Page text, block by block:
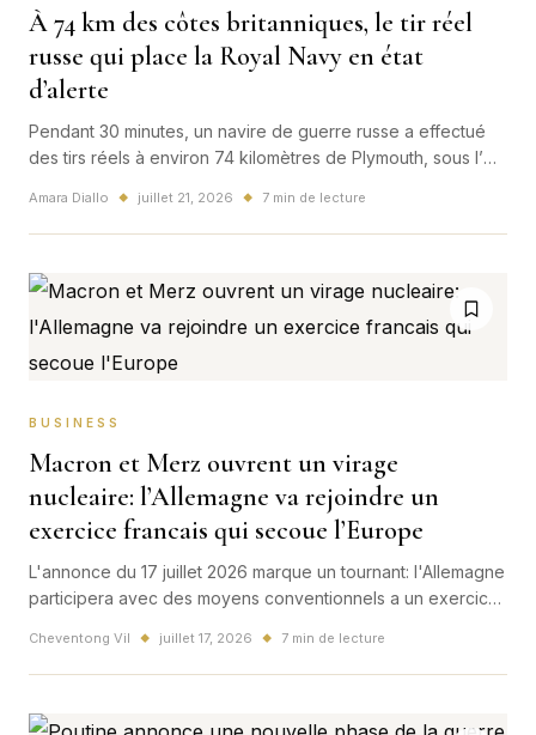
À 74 km des côtes britanniques, le tir réel
russe qui place la Royal Navy en état
d’alerte
Pendant 30 minutes, un navire de guerre russe a effectué
des tirs réels à environ 74 kilomètres de Plymouth, sous l’œil
lieu et son timing en font un signal stratégique impossible à
ignorer.
Amara Diallo ◆ juillet 21, 2026 ◆ 7 min de lecture
BUSINESS
Macron et Merz ouvrent un virage
nucleaire: l’Allemagne va rejoindre un
exercice francais qui secoue l’Europe
L'annonce du 17 juillet 2026 marque un tournant: l'Allemagne
participera avec des moyens conventionnels a un exercice
et pour le role de la France.
Cheventong Vil ◆ juillet 17, 2026 ◆ 7 min de lecture